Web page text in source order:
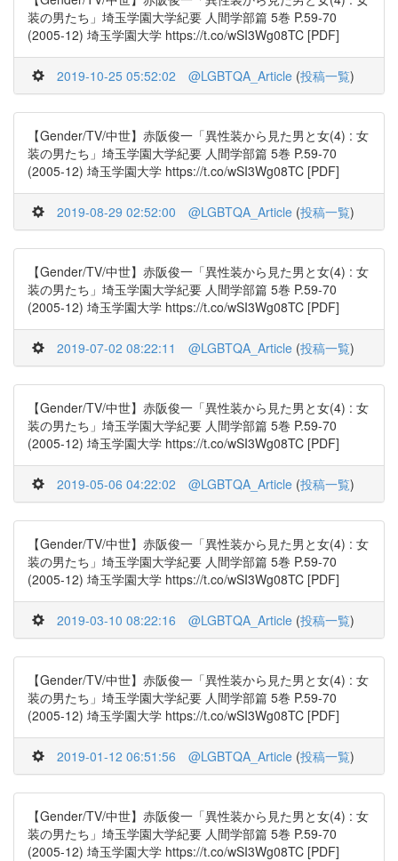
装の男たち」埼玉学園大学紀要 人間学部篇 5巻 P.59-70
(2005-12) 埼玉学園大学 https://t.co/wSI3Wg08TC [PDF]
2019-10-25 05:52:02 @LGBTQA_Article (投稿一覧)
【Gender/TV/中世】赤阪俊一「異性装から見た男と女(4) : 女
装の男たち」埼玉学園大学紀要 人間学部篇 5巻 P.59-70
(2005-12) 埼玉学園大学 https://t.co/wSI3Wg08TC [PDF]
2019-08-29 02:52:00 @LGBTQA_Article (投稿一覧)
【Gender/TV/中世】赤阪俊一「異性装から見た男と女(4) : 女
装の男たち」埼玉学園大学紀要 人間学部篇 5巻 P.59-70
(2005-12) 埼玉学園大学 https://t.co/wSI3Wg08TC [PDF]
2019-07-02 08:22:11 @LGBTQA_Article (投稿一覧)
【Gender/TV/中世】赤阪俊一「異性装から見た男と女(4) : 女
装の男たち」埼玉学園大学紀要 人間学部篇 5巻 P.59-70
(2005-12) 埼玉学園大学 https://t.co/wSI3Wg08TC [PDF]
2019-05-06 04:22:02 @LGBTQA_Article (投稿一覧)
【Gender/TV/中世】赤阪俊一「異性装から見た男と女(4) : 女
装の男たち」埼玉学園大学紀要 人間学部篇 5巻 P.59-70
(2005-12) 埼玉学園大学 https://t.co/wSI3Wg08TC [PDF]
2019-03-10 08:22:16 @LGBTQA_Article (投稿一覧)
【Gender/TV/中世】赤阪俊一「異性装から見た男と女(4) : 女
装の男たち」埼玉学園大学紀要 人間学部篇 5巻 P.59-70
(2005-12) 埼玉学園大学 https://t.co/wSI3Wg08TC [PDF]
2019-01-12 06:51:56 @LGBTQA_Article (投稿一覧)
【Gender/TV/中世】赤阪俊一「異性装から見た男と女(4) : 女
装の男たち」埼玉学園大学紀要 人間学部篇 5巻 P.59-70
(2005-12) 埼玉学園大学 https://t.co/wSI3Wg08TC [PDF]